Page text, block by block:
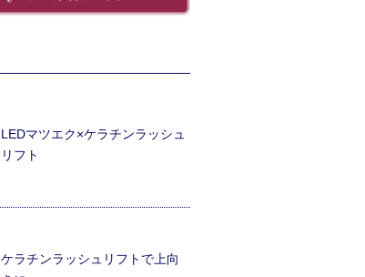
LEDマツエク×ケラチンラッシュ
リフト
ケラチンラッシュリフトで上向